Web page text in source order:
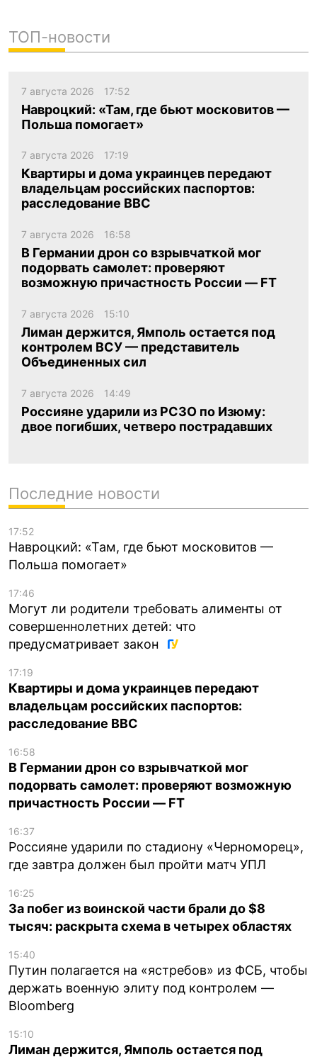
ТОП-новости
7 августа 2026 17:52
Навроцкий: «Там, где бьют московитов —
Польша помогает»
7 августа 2026 17:19
Квартиры и дома украинцев передают
владельцам российских паспортов:
расследование BBC
7 августа 2026 16:58
В Германии дрон со взрывчаткой мог
подорвать самолет: проверяют
возможную причастность России — FT
7 августа 2026 15:10
Лиман держится, Ямполь остается под
контролем ВСУ — представитель
Объединенных сил
7 августа 2026 14:49
Россияне ударили из РСЗО по Изюму:
двое погибших, четверо пострадавших
Последние новости
17:52
Навроцкий: «Там, где бьют московитов —
Польша помогает»
17:46
Могут ли родители требовать алименты от
совершеннолетних детей: что
предусматривает закон
17:19
Квартиры и дома украинцев передают
владельцам российских паспортов:
расследование BBC
16:58
В Германии дрон со взрывчаткой мог
подорвать самолет: проверяют возможную
причастность России — FT
16:37
Россияне ударили по стадиону «Черноморец»,
где завтра должен был пройти матч УПЛ
16:25
За побег из воинской части брали до $8
тысяч: раскрыта схема в четырех областях
15:40
Путин полагается на «ястребов» из ФСБ, чтобы
держать военную элиту под контролем —
Bloomberg
15:10
Лиман держится, Ямполь остается под